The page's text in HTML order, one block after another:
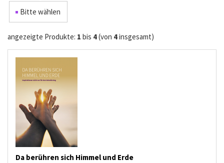
Bitte wählen
angezeigte Produkte: 1 bis 4(von 4insgesamt)
Da berühren sich Himmel und Erde